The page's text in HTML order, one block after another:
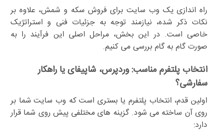
راه اندازی یک وب سایت برای فروش سکه و شمش، علاوه بر
نکات ذکر شده، نیازمند توجه به جزئیات فنی و استراتژیک
خاصی است. در این بخش، مراحل اصلی این فرآیند را به
صورت گام به گام بررسی می کنیم.
انتخاب پلتفرم مناسب: وردپرس، شاپیفای یا راهکار
سفارشی؟
اولین قدم، انتخاب پلتفرم یا بستری است که وب سایت شما بر
روی آن ساخته می شود. گزینه های مختلفی پیش روی شما قرار
دارد: